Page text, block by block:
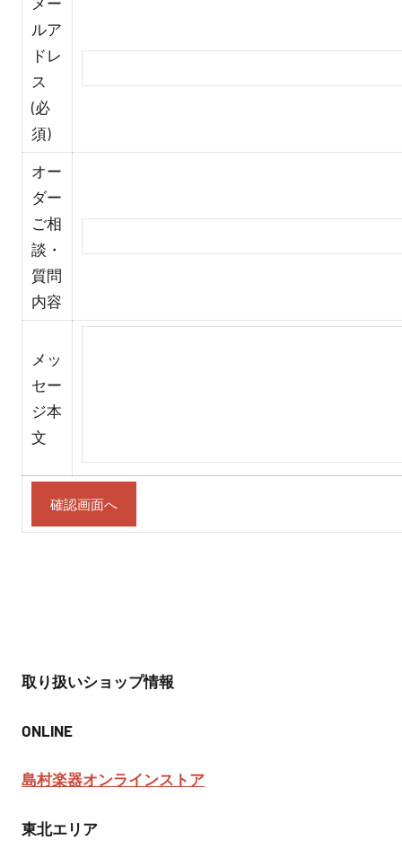
ルア
ドレ
ス
(必
須)
オー
ダー
ご相
談・
質問
内容
メッ
セー
ジ本
文
取り扱いショップ情報
ONLINE
島村楽器オンラインストア
東北エリア